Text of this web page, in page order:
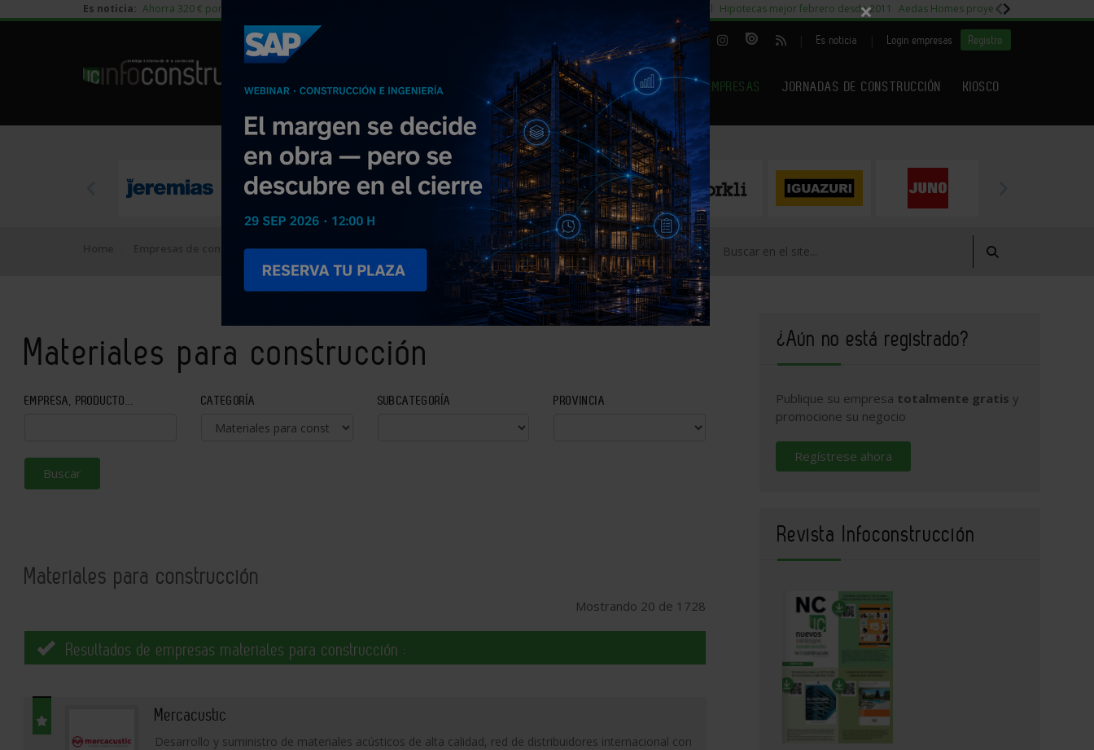
Es noticia: Ahorra 320 € por vivienda en edificación residencial 29% cambiar al alquiler temporal Hipotecas mejor febrero desde 2011 Aedas Homes proyecto Fiora
| Es noticia Login empresas Registro
NOTICIAS PRODUCTOS AGENDA ARTÍCULOS EMPRESAS JORNADAS DE CONSTRUCCIÓN KIOSCO
EMPRESAS PREMIUM
Empresas de construcción Materiales para construcción
Materiales para construcción
EMPRESA, PRODUCTO... CATEGORÍA SUBCATEGORÍA PROVINCIA
Buscar
Materiales para construcción
Mostrando 20 de 1728
Resultados de empresas materiales para construcción :
Mercacustic
Desarrollo y suministro de materiales acústicos de alta calidad, red de distribuidores internacional con
¿Aún no está registrado?
Publique su empresa totalmente gratis y
promocione su negocio
Regístrese ahora
Revista Infoconstrucción
×